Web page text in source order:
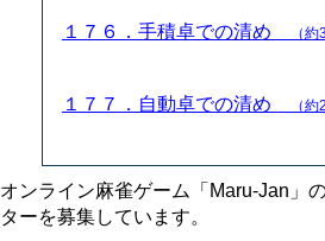
１７６．手積卓での清め （
１７７．自動卓での清め （
オンライン麻雀ゲーム「Maru-Jan」
ターを募集しています。